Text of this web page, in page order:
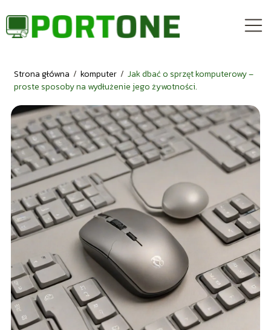
Strona główna / komputer / Jak dbać o sprzęt komputerowy –
proste sposoby na wydłużenie jego żywotności.